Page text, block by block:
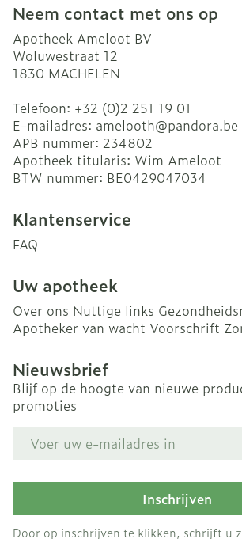
Neem contact met ons op
Apotheek Ameloot BV
Woluwestraat 12
1830 MACHELEN
Telefoon: +32 (0)2 251 19 01
E-mailadres: amelooth@pandora.be
APB nummer: 234802
Apotheek titularis: Wim Ameloot
BTW nummer: BE0429047034
Klantenservice
FAQ
Uw apotheek
Over ons Nuttige links
Apotheker van wacht Voorschrift
Nieuwsbrief
Blijf op de hoogte van nieuwe
promoties
Inschrijven
Door op inschrijven te klikken, schrijft u